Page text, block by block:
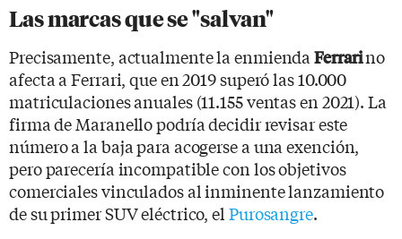
Las marcas que se "salvan"
Precisamente, actualmente la enmiendaFerrarino
afecta a Ferrari, que en 2019 superó las 10.000
matriculaciones anuales (11.155 ventas en 2021). La
firma de Maranello podría decidir revisar este
número a la baja para acogerse a una exención,
pero parecería incompatible con los objetivos
comerciales vinculados al inminente lanzamiento
de su primer SUV eléctrico, el Purosangre.